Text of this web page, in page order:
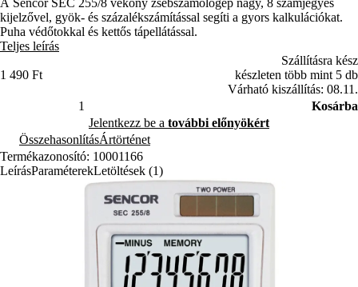
A Sencor SEC 255/8 vékony zsebszámológép nagy, 8 számjegyes
kijelzővel, gyök- és százalékszámítással segíti a gyors kalkulációkat.
Puha védőtokkal és kettős tápellátással.
Teljes leírás
1 490 Ft
Szállításra kész
készleten több mint 5 db
Várható kiszállítás: 08.11.
Kosárba
Jelentkezz be a további előnyökért
ÖsszehasonlításÁrtörténet
Termékazonosító: 10001166
LeírásParaméterekLetöltések (1)